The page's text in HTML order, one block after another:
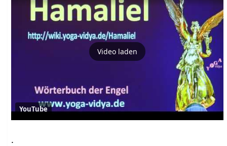
Video laden
YouTube
.